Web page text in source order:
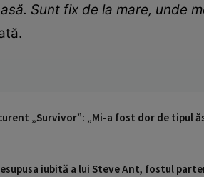
Sunt fix de la mare, unde
„Survivor”: „Mi-a fost dor de tipul
iubită a lui Steve Ant, fostul